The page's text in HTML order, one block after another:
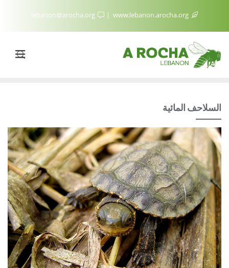
السلاحف المائية